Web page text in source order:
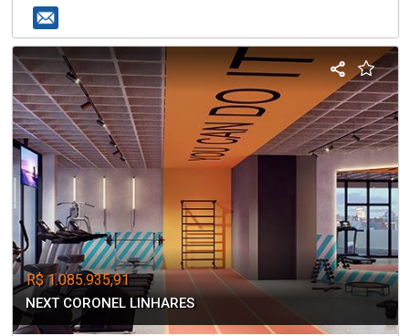
R$ 1.085.935,91
NEXT CORONEL LINHARES